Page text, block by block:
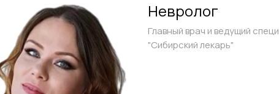
Невролог
Главный врач и ведущий
"Сибирский лекарь"